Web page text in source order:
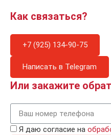
Как связаться?
+7 (925) 134-90-75
Написать в Telegram
Или закажите
Я даю согласие на